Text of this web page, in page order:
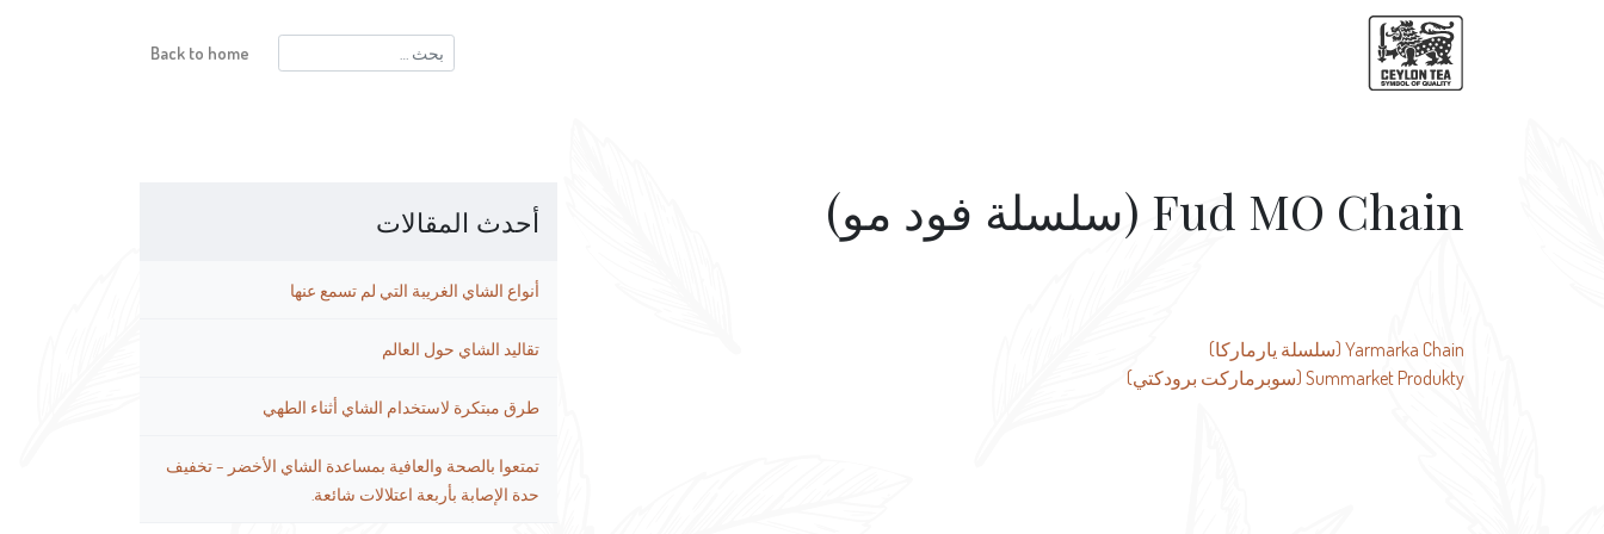
البحث
عن:
Back to home
أحدث المقالات
أنواع الشاي الغريبة التي لم تسمع عنها
تقاليد الشاي حول العالم
طرق مبتكرة لاستخدام الشاي أثناء الطهي
تمتعوا بالصحة والعافية بمساعدة الشاي الأخضر – تخفيف
حدة الإصابة بأربعة اعتلالات شائعة.
Fud MO Chain (سلسلة فود مو)
تصفّح
المقالات
Yarmarka Chain (سلسلة يارماركا)
Summarket Produkty (سوبرماركت برودكتي)